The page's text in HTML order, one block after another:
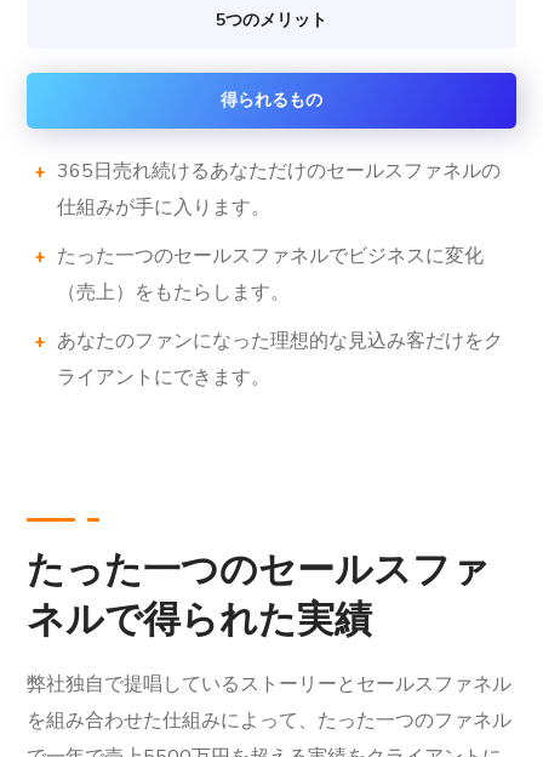
5つのメリット
得られるもの
365日売れ続けるあなただけのセールスファネルの
仕組みが手に入ります。
たった一つのセールスファネルでビジネスに変化
（売上）をもたらします。
あなたのファンになった理想的な見込み客だけをク
ライアントにできます。
たった一つのセールスファ
ネルで得られた実績
弊社独自で提唱しているストーリーとセールスファネル
を組み合わせた仕組みによって、たった一つのファネル